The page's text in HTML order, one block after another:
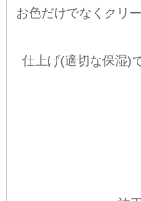
お色だけでなくクリ
仕上げ(適切な保湿)